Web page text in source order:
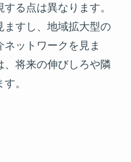
る点は異なります。
ますし、地域拡大型の
ットワークを見ま
、将来の伸びしろや隣
。